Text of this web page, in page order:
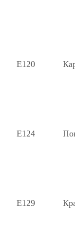
Е120
Е124
Е129